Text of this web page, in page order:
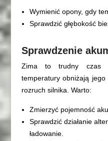
Wymienić opony, gdy
Sprawdzić głębokość
Sprawdzenie
Zima to trudny czas
temperatury obniżają
rozruch silnika. Warto:
Zmierzyć pojemność
Sprawdzić działanie
ładowanie.